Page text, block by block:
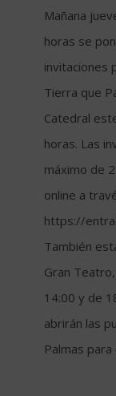
Mañana
horas se
invitaciones
Tierra que
Catedral
horas. Las
máximo de
online a
https://
También
Gran
14:00 y de
abrirán las
Palmas para